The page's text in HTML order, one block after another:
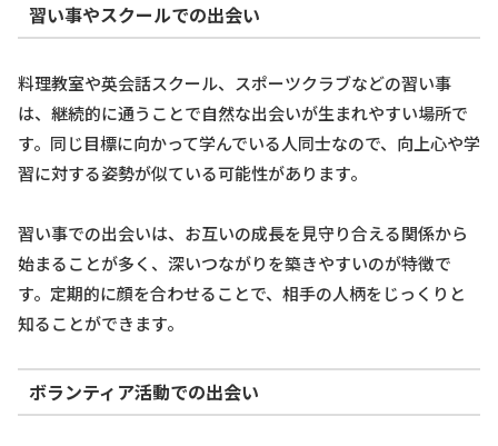
習い事やスクールでの出会い
料理教室や英会話スクール、スポーツクラブなどの習い事
は、継続的に通うことで自然な出会いが生まれやすい場所で
す。同じ目標に向かって学んでいる人同士なので、向上心や学
習に対する姿勢が似ている可能性があります。
習い事での出会いは、お互いの成長を見守り合える関係から
始まることが多く、深いつながりを築きやすいのが特徴で
す。定期的に顔を合わせることで、相手の人柄をじっくりと
知ることができます。
ボランティア活動での出会い